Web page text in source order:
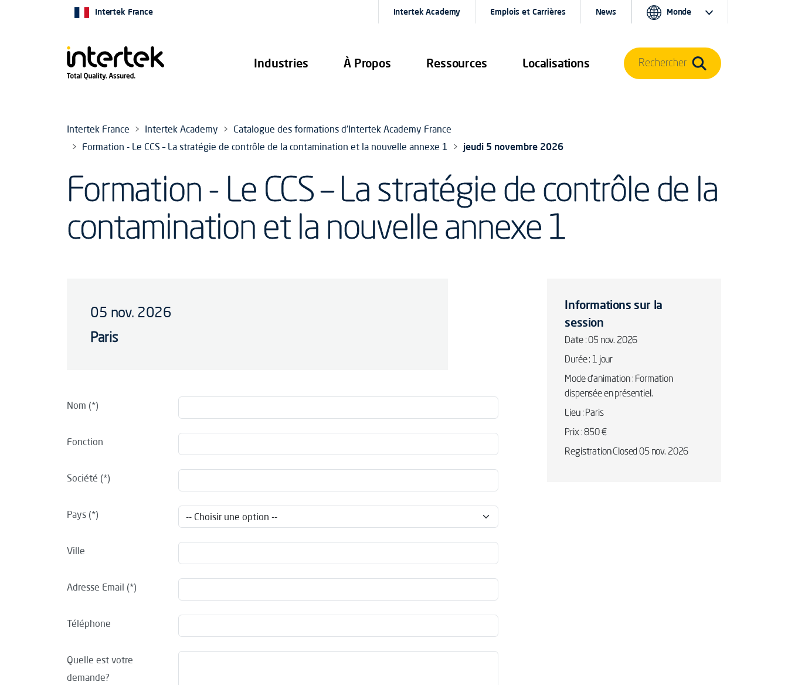
Industries À Propos Ressources Localisations
Intertek France Intertek Academy Emplois et Carrières News Monde
Rechercher
Intertek France Intertek Academy
Catalogue des formations d'Intertek Academy France
Formation - Le CCS – La stratégie de contrôle de la contamination et la nouvelle annexe 1
jeudi 5 novembre 2026
Formation - Le CCS – La stratégie de contrôle de la
contamination et la nouvelle annexe 1
05 nov. 2026
Paris
Nom
Fonction
Société
Pays
Ville
Adresse Email
Téléphone
Quelle est votre
demande?
Informations sur la
session
Date : 05 nov. 2026
Durée : 1 jour
Mode d'animation : Formation
dispensée en présentiel.
Lieu : Paris
Prix : 850 €
Registration Closed 05 nov. 2026